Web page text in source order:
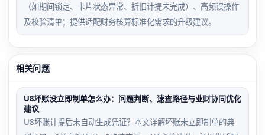
（如期间锁定、卡片状态异常、折旧计提未完成）、高频误操作
及校验清单；提供适配财务核算标准化需求的升级建议。
相关问题
U8坏账没立即制单怎么办：问题判断、速查路径与业财协同优化
建议
U8坏账计提后未自动生成凭证？本文详解坏账未立即制单的典